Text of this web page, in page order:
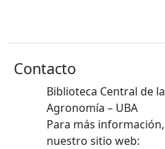
Contacto
Biblioteca Central de
Agronomía – UBA
Para más
nuestro sitio web: